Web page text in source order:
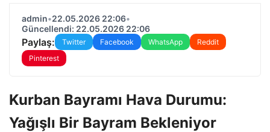
admin•22.05.2026 22:06•
Güncellendi: 22.05.2026 22:06
Paylaş: Twitter Facebook WhatsApp
Reddit
Pinterest
Kurban Bayramı Hava Durumu:
Yağışlı Bir Bayram Bekleniyor